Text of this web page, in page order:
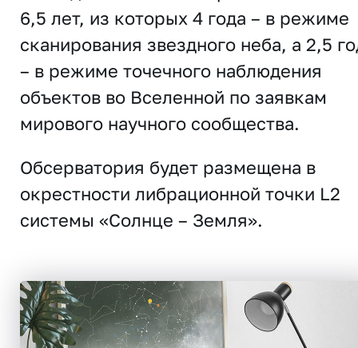
6,5 лет, из которых 4 года – в режиме
сканирования звездного неба, а 2,5
– в режиме точечного наблюдения
объектов во Вселенной по заявкам
мирового научного сообщества.
Обсерватория будет размещена в
окрестности либрационной точки L2
системы «Солнце – Земля».